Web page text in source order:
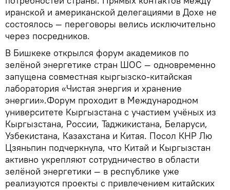
иранской и американской делегациями в Дохе не
состоялось — переговоры велись исключительно
через посредников.
В Бишкеке открылся форум академиков по
зелёной энергетике стран ШОС — одновременно
запущена совместная кыргызско-китайская
лаборатория «Чистая энергия и хранение
энергии».Форум проходит в Международном
университете Кыргызстана с участием учёных из
Кыргызстана, России, Таджикистана, Беларуси,
Узбекистана, Казахстана и Китая. Посол КНР Лю
Цзяньпин подчеркнула, что Китай и Кыргызстан
активно укрепляют сотрудничество в области
зелёной энергетики — в республике уже
реализуются проекты с привлечением китайских